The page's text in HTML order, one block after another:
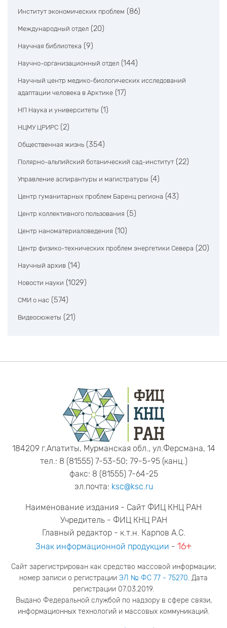
Институт экономических проблем (86)
Международный отдел (20)
Научная библиотека (9)
Научно-организационный отдел (144)
Научный центр медико-биологических исследований
адаптации человека в Арктике (17)
НП Наука и университеты (1)
НЦМУ ЦРИРС (2)
Общественная жизнь (354)
Полярно-альпийский ботанический сад-институт (22)
Управление аспирантуры и магистратуры (4)
Центр гуманитарных проблем Баренц региона (43)
Центр коллективного пользования (5)
Центр наноматериаловедения (10)
Центр физико-технических проблем энергетики Севера (20)
Научный архив (14)
Новости науки (1029)
СМИ о нас (574)
Видеосюжеты (21)
184209 г.Апатиты, Мурманская обл., ул.Ферсмана, 14
тел.: 8 (81555) 7-53-50; 79-5-95 (канц.)
факс: 8 (81555) 7-64-25
эл.почта: ksc@ksc.ru
Наименование издания - Сайт ФИЦ КНЦ РАН
Учредитель - ФИЦ КНЦ РАН
Главный редактор - к.т.н. Карпов А.С.
Знак информационной продукции - 16+
Сайт зарегистрирован как средство массовой информации;
номер записи о регистрации ЭЛ № ФС 77 - 75270. Дата
регистрации 07.03.2019.
Выдано Федеральной службой по надзору в сфере связи,
информационных технологий и массовых коммуникаций.